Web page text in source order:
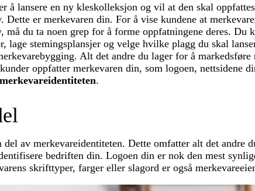
å lansere en ny kleskolleksjon og vil at den skal
Dette er merkevaren din. For å vise kundene at
må du ta noen grep for å forme oppfatningene deres. Du
lage stemingsplansjer og velge hvilke plagg du skal
Alt det andre du lager for å markedsføre
oppfatter merkevaren din, som logoen, nettsidene
merkevareidentiteten.
del av merkevareidentiteten. Dette omfatter alt det andre
bedriften din. Logoen din er nok den mest
skrifttyper, farger eller slagord er også